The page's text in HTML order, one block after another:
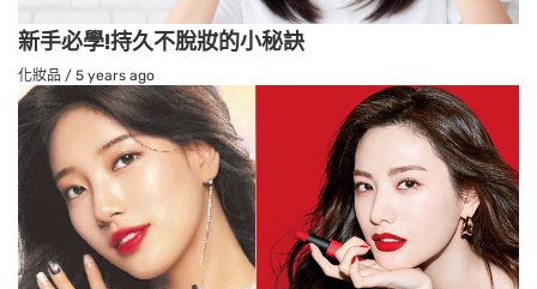
新手必學!持久不脫妝的小秘訣
化妝品 / 5 years ago